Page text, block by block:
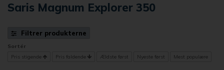
Saris Magnum Explorer 350
Filtrer produkterne
Sortér
Pris stigende
Pris faldende Ældste først Nyeste først Mest populære